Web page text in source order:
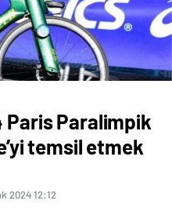
Paris Paralimpik
temsil etmek
2024 12:12